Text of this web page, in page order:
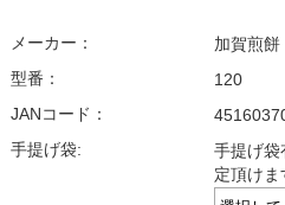
メーカー：
加賀煎
型番：
120
JANコード：
手提げ袋:
手提げ袋
定頂けま